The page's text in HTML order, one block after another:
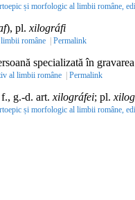
și morfologic al limbii române,
), pl. xilográfi
române | Permalink
specializată în
al limbii române | Permalink
f., g.-d. art. xilográfei; pl.
și morfologic al limbii române,